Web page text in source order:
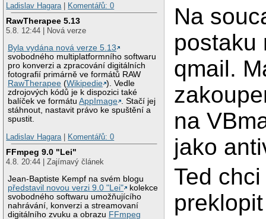
Ladislav Hagara
Komentářů: 0
RawTherapee 5.13
5.8. 12:44 | Nová verze
Byla vydána nová verze 5.13
svobodného multiplatformního softwaru
pro konverzi a zpracování digitálních
fotografií primárně ve formátů RAW
RawTherapee (Wikipedie ). Vedle
zdrojových kódů je k dispozici také
balíček ve formátuAppImage . Stačí jej
stáhnout, nastavit právo ke spuštění a
spustit.
Ladislav Hagara
Komentářů: 0
FFmpeg 9.0 "Lei"
4.8. 20:44 | Zajímavý článek
Jean-Baptiste Kempf na svém blogu
představil novou verzi 9.0 "Lei"
kolekce
svobodného softwaru umožňujícího
nahrávání, konverzi a streamovaní
digitálního zvuku a obrazu FFmpeg
Na
postaku
qmail.
na
jako
Ted